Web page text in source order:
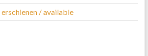
/ available